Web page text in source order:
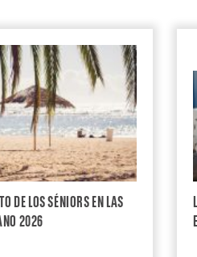
DE LOS SÉNIORS EN LAS
2026